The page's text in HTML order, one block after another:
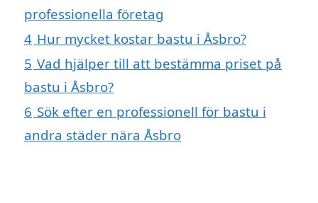
professionella företag
4 Hur mycket kostar bastu i Åsbro?
5 Vad hjälper till att bestämma priset på
bastu i Åsbro?
6 Sök efter en professionell för bastu i
andra städer nära Åsbro